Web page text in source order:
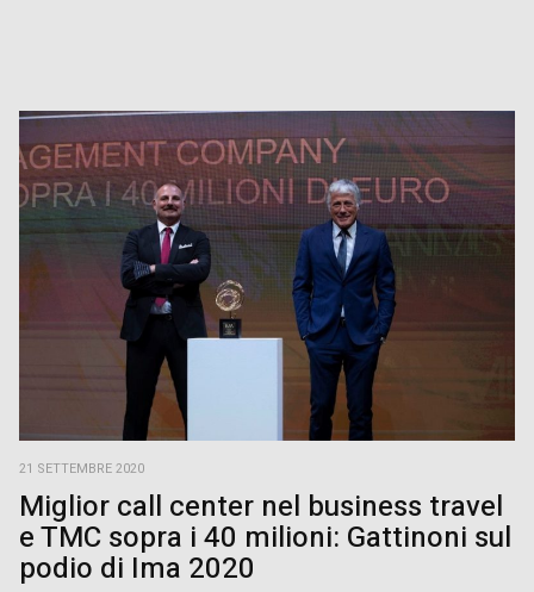
21 SETTEMBRE 2020
Miglior call center nel business travel
e TMC sopra i 40 milioni: Gattinoni sul
podio di Ima 2020